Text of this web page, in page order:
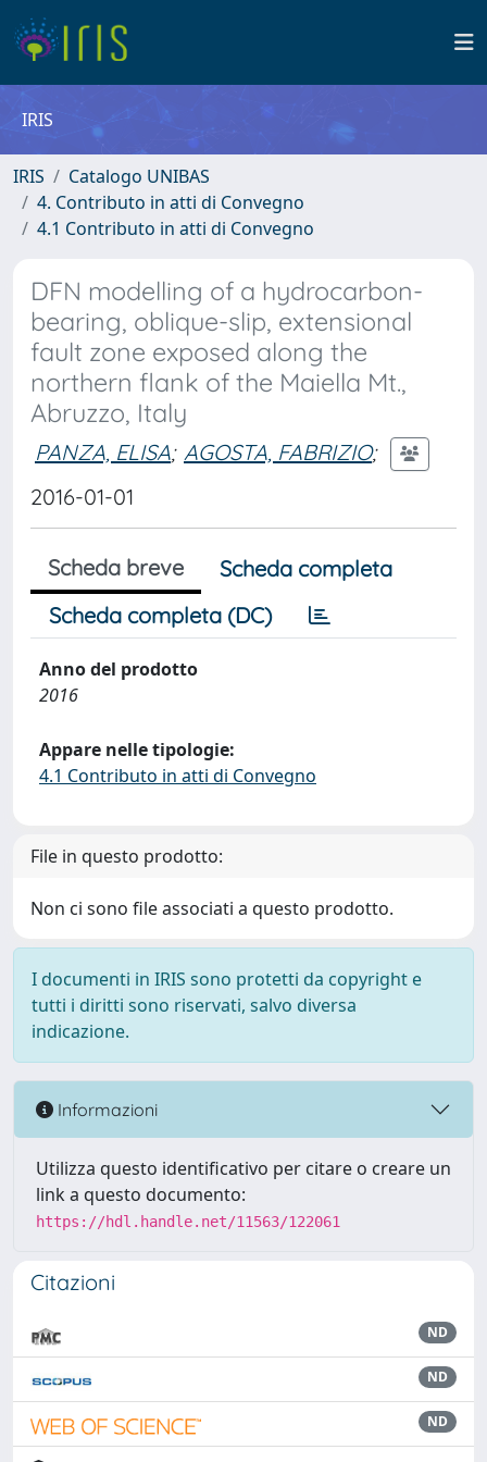
IRIS
IRIS
Catalogo UNIBAS
4. Contributo in atti di Convegno
4.1 Contributo in atti di Convegno
DFN modelling of a hydrocarbon-
bearing, oblique-slip, extensional
fault zone exposed along the
northern flank of the Maiella Mt.,
Abruzzo, Italy
PANZA, ELISA; AGOSTA, FABRIZIO;
2016-01-01
Scheda breve
Scheda completa
Scheda completa (DC)
Anno del prodotto
2016
Appare nelle tipologie:
4.1 Contributo in atti di Convegno
File in questo prodotto:
Non ci sono file associati a questo prodotto.
I documenti in IRIS sono protetti da copyright e
tutti i diritti sono riservati, salvo diversa
indicazione.
Informazioni
Utilizza questo identificativo per citare o creare un
link a questo documento:
https://hdl.handle.net/11563/122061
Citazioni
ND
ND
ND